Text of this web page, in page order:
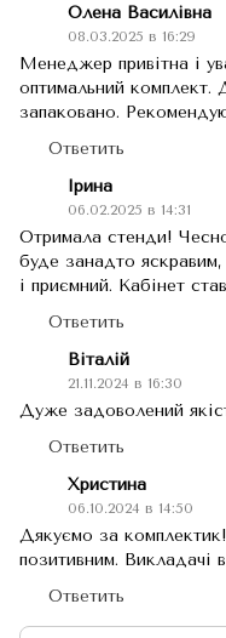
Олена Василівна
08.03.2025 в 16:29
Менеджер привітна і
оптимальний
запаковано.
Ответить
Ірина
06.02.2025 в 14:31
Отримала стенди!
буде занадто
і приємний. Кабінет
Ответить
Віталій
21.11.2024 в 16:30
Дуже задоволений
Ответить
Христина
06.10.2024 в 14:50
Дякуємо за комплектик!
позитивним. Викладачі
Ответить